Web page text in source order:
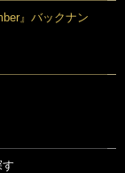
』バックナン
す